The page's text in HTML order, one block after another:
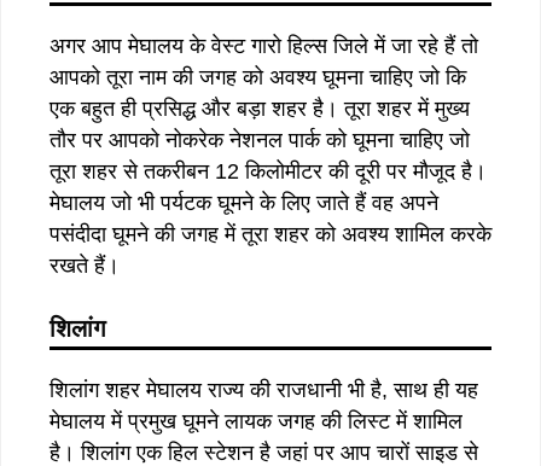
अगर आप मेघालय के वेस्ट गारो हिल्स जिले में जा रहे हैं तो
आपको तूरा नाम की जगह को अवश्य घूमना चाहिए जो कि
एक बहुत ही प्रसिद्ध और बड़ा शहर है। तूरा शहर में मुख्य
तौर पर आपको नोकरेक नेशनल पार्क को घूमना चाहिए जो
तूरा शहर से तकरीबन 12 किलोमीटर की दूरी पर मौजूद है।
मेघालय जो भी पर्यटक घूमने के लिए जाते हैं वह अपने
पसंदीदा घूमने की जगह में तूरा शहर को अवश्य शामिल करके
रखते हैं।
शिलांग
शिलांग शहर मेघालय राज्य की राजधानी भी है, साथ ही यह
मेघालय में प्रमुख घूमने लायक जगह की लिस्ट में शामिल
है। शिलांग एक हिल स्टेशन है जहां पर आप चारों साइड से